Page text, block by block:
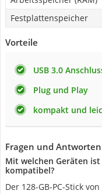
Festplattenspeicher
Vorteile
USB 3.0
Plug und Play
kompakt und
Fragen und
Mit welchen Geräten ist
kompatibel?
Der 128-GB-PC-Stick